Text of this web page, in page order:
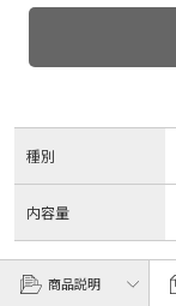
種別
内容量
商品説明